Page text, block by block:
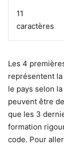
11
caractères
Les 4
représentent
le pays selon
peuvent être
que les 3
formation
code. Pour